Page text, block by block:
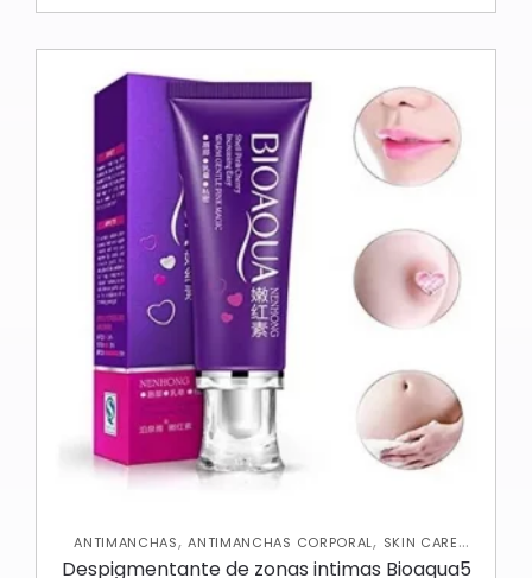
ANTIMANCHAS,ANTIMANCHAS CORPORAL, SKIN CARE
CORPORAL,SKIN CARE FACIAL
Despigmentante de zonas intimas Bioaqua5